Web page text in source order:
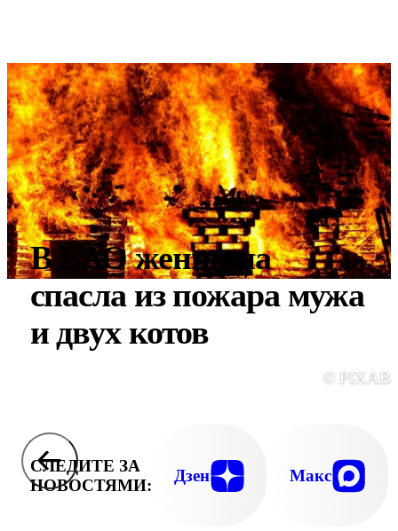
В ЕАО женщина
спасла из пожара мужа
и двух котов
©
СЛЕДИТЕ ЗА
НОВОСТЯМИ:
Дзен Макс